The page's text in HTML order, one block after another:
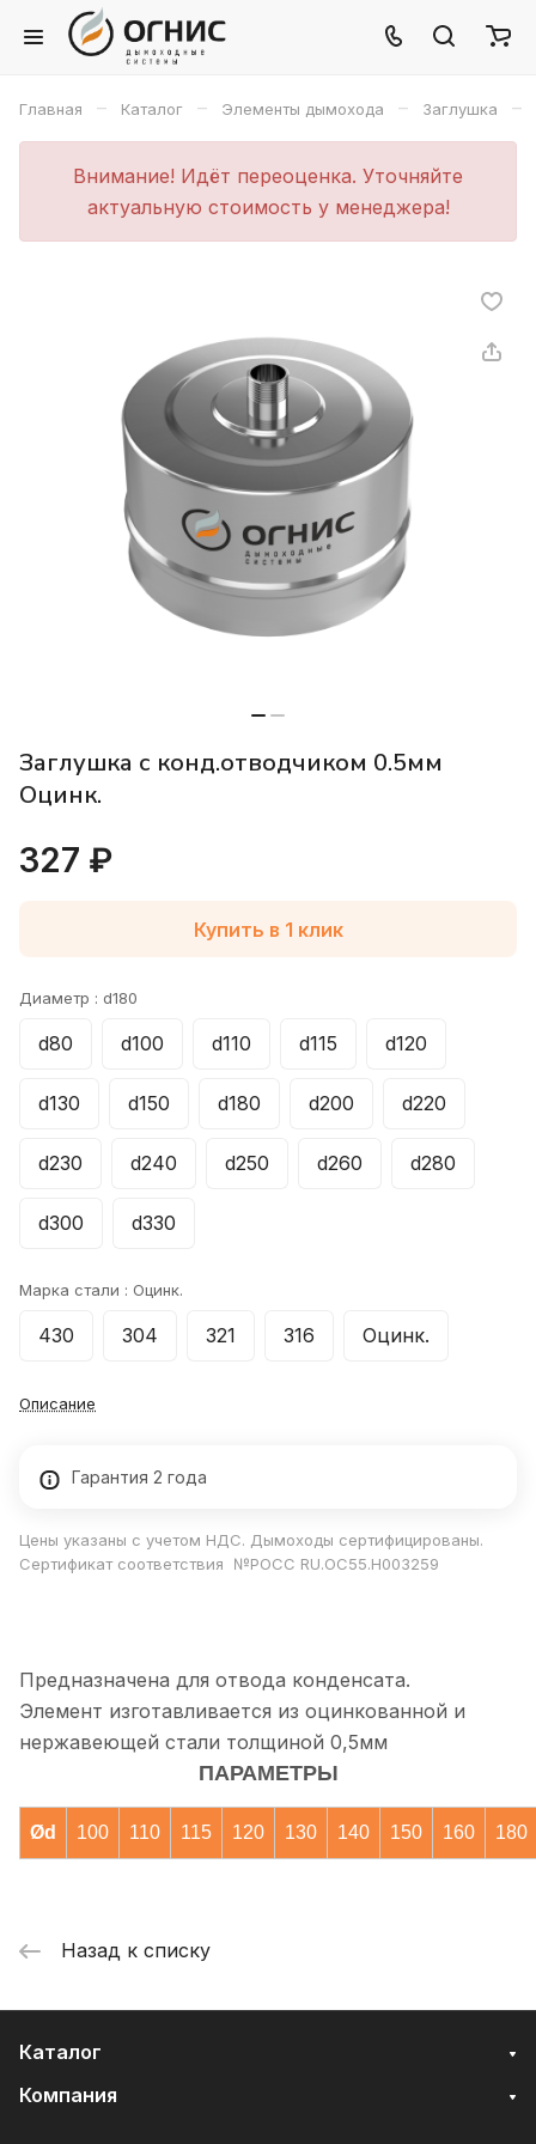
Главная – Каталог – Элементы дымохода – Заглушка –
Внимание! Идёт переоценка. Уточняйте
актуальную стоимость у менеджера!
Заглушка с конд.отводчиком 0.5мм
Оцинк.
327 ₽
Купить в 1 клик
Диаметр : d180
d80 d100 d110 d115 d120
d130 d150 d180 d200 d220
d230 d240 d250 d260 d280
d300 d330
Марка стали : Оцинк.
430 304 321 316 Оцинк.
Описание
Гарантия 2 года
Цены указаны с учетом НДС. Дымоходы сертифицированы.
Сертификат соответствия №РОСС RU.ОС55.Н003259
Предназначена для отвода конденсата.
Элемент изготавливается из оцинкованной и
нержавеющей стали толщиной 0,5мм
ПАРАМЕТРЫ
Ød 100 110 115 120 130 140 150 160 180
Назад к списку
Каталог
Компания